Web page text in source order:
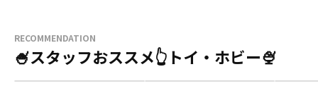
RECOMMENDATION
🍧スタッフおススメ👆トイ・ホビー🍨